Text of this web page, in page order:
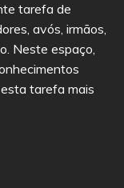
tarefa de
avós, irmãos,
Neste espaço,
tarefa mais